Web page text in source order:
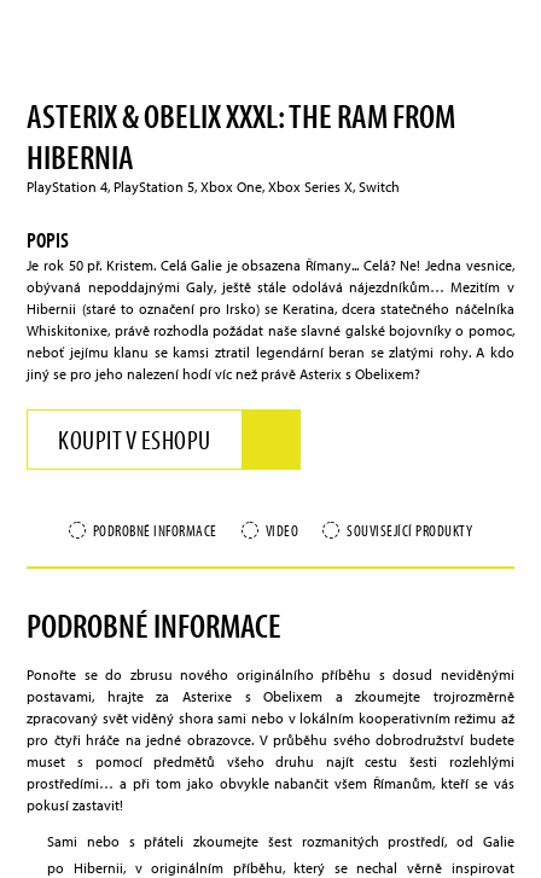
ASTERIX & OBELIX XXXL: THE RAM FROM
HIBERNIA
PlayStation 4, PlayStation 5, Xbox One, Xbox Series X, Switch
POPIS
Je rok 50 př. Kristem. Celá Galie je obsazena Římany... Celá? Ne! Jedna vesnice,
obývaná nepoddajnými Galy, ještě stále odolává nájezdníkům… Mezitím v
Hibernii (staré to označení pro Irsko) se Keratina, dcera statečného náčelníka
Whiskitonixe, právě rozhodla požádat naše slavné galské bojovníky o pomoc,
neboť jejímu klanu se kamsi ztratil legendární beran se zlatými rohy. A kdo
jiný se pro jeho nalezení hodí víc než právě Asterix s Obelixem?
KOUPIT V ESHOPU
PODROBNÉ INFORMACE VIDEO SOUVISEJÍCÍ PRODUKTY
PODROBNÉ INFORMACE
Ponořte se do zbrusu nového originálního příběhu s dosud neviděnými
postavami, hrajte za Asterixe s Obelixem a zkoumejte trojrozměrně
zpracovaný svět viděný shora sami nebo v lokálním kooperativním režimu až
pro čtyři hráče na jedné obrazovce. V průběhu svého dobrodružství budete
muset s pomocí předmětů všeho druhu najít cestu šesti rozlehlými
prostředími… a při tom jako obvykle nabančit všem Římanům, kteří se vás
pokusí zastavit!
Sami nebo s přáteli zkoumejte šest rozmanitých prostředí, od Galie
po Hibernii, v originálním příběhu, který se nechal věrně inspirovat